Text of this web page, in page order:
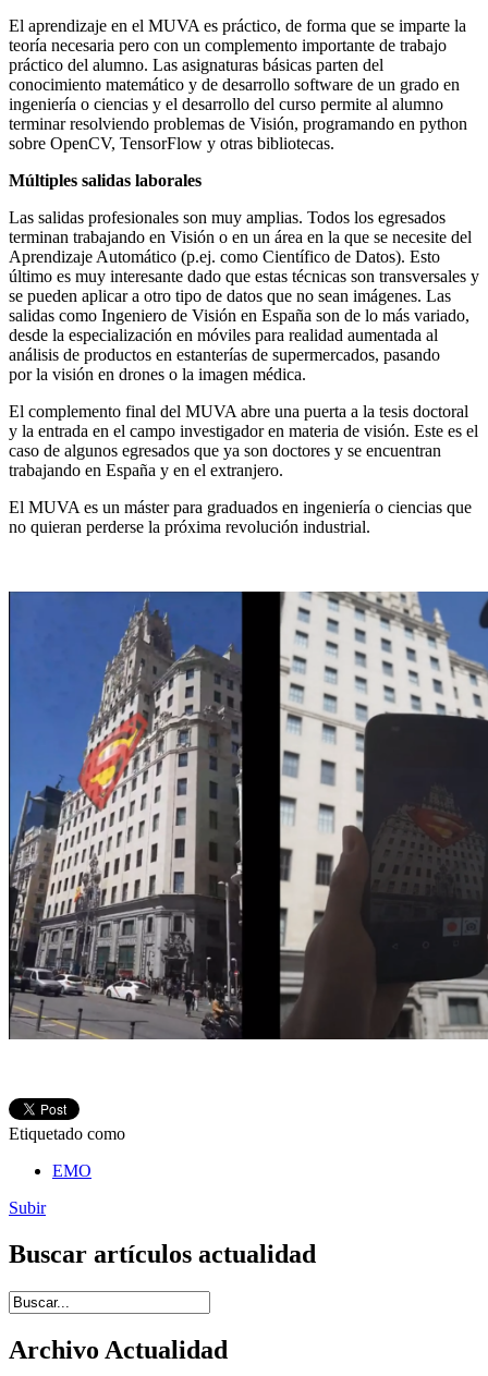
El aprendizaje en el MUVA es práctico, de forma que se imparte la
teoría necesaria pero con un complemento importante de trabajo
práctico del alumno. Las asignaturas básicas parten del
conocimiento matemático y de desarrollo software de un grado en
ingeniería o ciencias y el desarrollo del curso permite al alumno
terminar resolviendo problemas de Visión, programando en python
sobre OpenCV, TensorFlow y otras bibliotecas.
Múltiples salidas laborales
Las salidas profesionales son muy amplias. Todos los egresados
terminan trabajando en Visión o en un área en la que se necesite del
Aprendizaje Automático (p.ej. como Científico de Datos). Esto
último es muy interesante dado que estas técnicas son transversales y
se pueden aplicar a otro tipo de datos que no sean imágenes. Las
salidas como Ingeniero de Visión en España son de lo más variado,
desde la especialización en móviles para realidad aumentada al
análisis de productos en estanterías de supermercados, pasando
por la visión en drones o la imagen médica.
El complemento final del MUVA abre una puerta a la tesis doctoral
y la entrada en el campo investigador en materia de visión. Este es el
caso de algunos egresados que ya son doctores y se encuentran
trabajando en España y en el extranjero.
El MUVA es un máster para graduados en ingeniería o ciencias que
no quieran perderse la próxima revolución industrial.
Etiquetado como
EMO
Subir
Buscar artículos actualidad
Introduce términos de búsqueda
Archivo Actualidad